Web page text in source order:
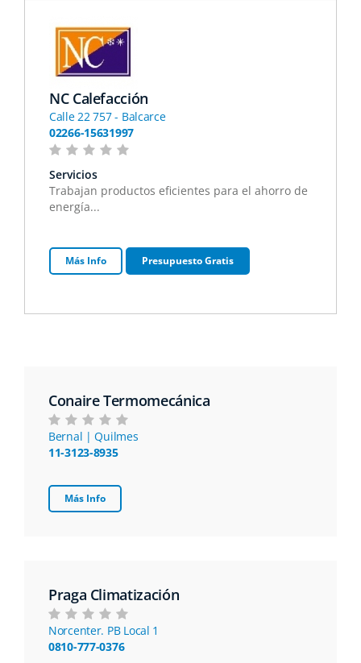
NC Calefacción
Calle 22 757 - Balcarce
02266-15631997
Servicios
Trabajan productos eficientes para el ahorro de
energía...
Más Info Presupuesto Gratis
Conaire Termomecánica
Bernal | Quilmes
11-3123-8935
Más Info
Praga Climatización
Norcenter. PB Local 1
0810-777-0376